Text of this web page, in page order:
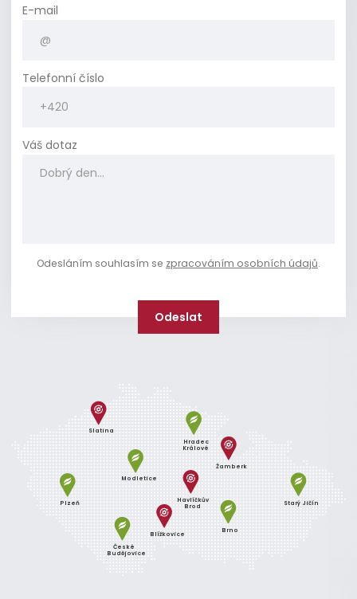
E-mail
Telefonní číslo
Váš dotaz
Odesláním souhlasím se zpracováním osobních údajů.
Brno
Slatina
Blížkovice
Havlíčkův
Brod
Žamberk
Starý Jičín
Hradec
Králové
Modletice
České
Budějovice
Plzeň